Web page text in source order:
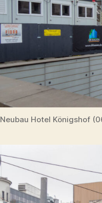
Neubau Hotel Königshof